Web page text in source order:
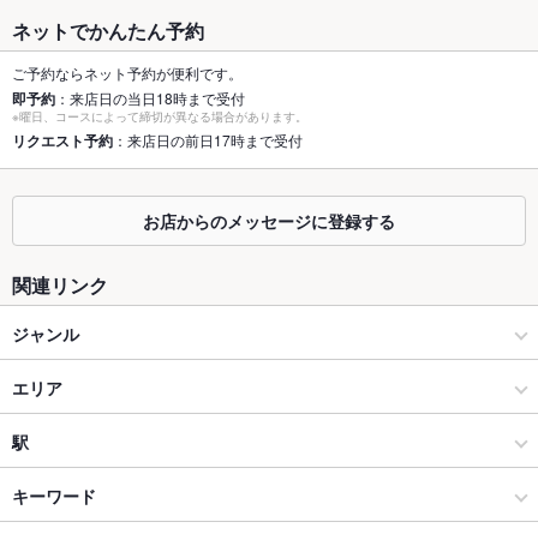
最大宴会収
容人数
70人(最大70名入れる、宴会場ございます。)
個室
あり ：1F：16名様×2部屋、6名様×1部屋(お部屋代が発生する
場合があります)、2F宴会場：50名様×1部屋
なし ：掘りごたつ席のご用意はございません。ご了承くださ
カウンター
ソファー
設備
Wi-Fi
ネットでかんたん予約
ご予約ならネット予約が便利です。
即予約 ：来店日の当日18時まで受付
※曜日、コースによって締切が異なる場合があります。
リクエスト予約 ：来店日の前日17時まで受付
お店からのメッセージに登録する
関連リンク
ジャンル
中華
中華全般
木更津・市原 × 中華
エリア
木更津市その他
木更津市その他 × 中華
駅
上総清川駅
キーワード